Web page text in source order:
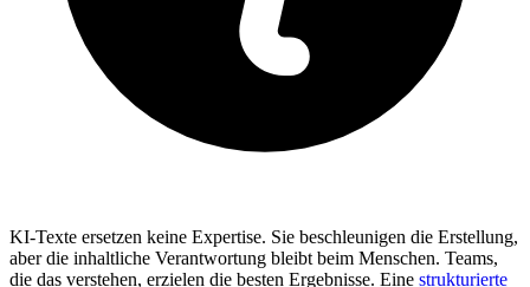
KI-Texte ersetzen keine Expertise. Sie beschleunigen die Erstellung,
aber die inhaltliche Verantwortung bleibt beim Menschen. Teams,
die das verstehen, erzielen die besten Ergebnisse. Eine strukturierte